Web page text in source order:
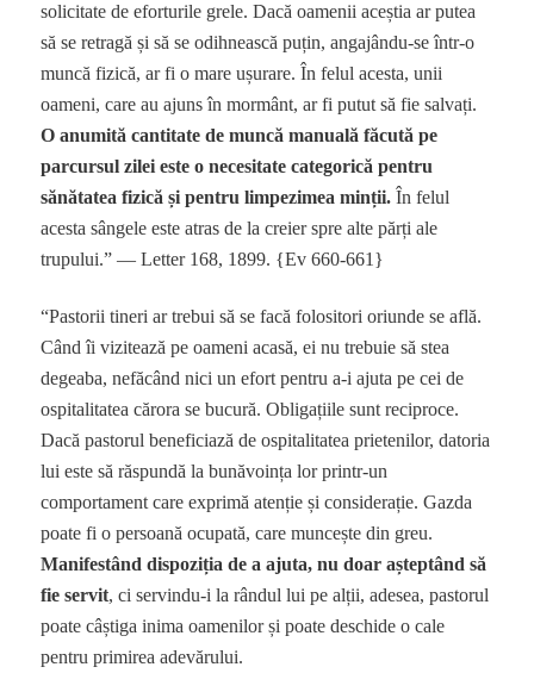
solicitate de eforturile grele. Dacă oamenii aceștia ar putea
să se retragă și să se odihnească puțin, angajându-se într-o
muncă fizică, ar fi o mare ușurare. În felul acesta, unii
oameni, care au ajuns în mormânt, ar fi putut să fie salvați.
O anumită cantitate de muncă manuală făcută pe
parcursul zilei este o necesitate categorică pentru
sănătatea fizică și pentru limpezimea minții. În felul
acesta sângele este atras de la creier spre alte părți ale
trupului.” — Letter 168, 1899. {Ev 660-661}
“Pastorii tineri ar trebui să se facă folositori oriunde se află.
Când îi vizitează pe oameni acasă, ei nu trebuie să stea
degeaba, nefăcând nici un efort pentru a-i ajuta pe cei de
ospitalitatea cărora se bucură. Obligațiile sunt reciproce.
Dacă pastorul beneficiază de ospitalitatea prietenilor, datoria
lui este să răspundă la bunăvoința lor printr-un
comportament care exprimă atenție și considerație. Gazda
poate fi o persoană ocupată, care muncește din greu.
Manifestând dispoziția de a ajuta, nu doar așteptând să
fie servit, ci servindu-i la rândul lui pe alții, adesea, pastorul
poate câștiga inima oamenilor și poate deschide o cale
pentru primirea adevărului.